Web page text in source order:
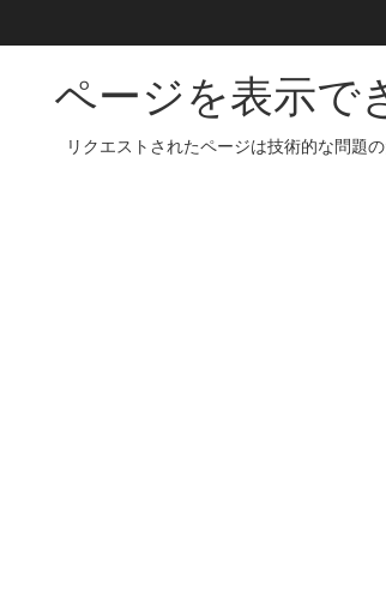
ページを表示で
リクエストされたページは技術的な問題